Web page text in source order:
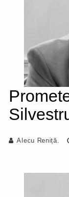
Alecu Reniță.